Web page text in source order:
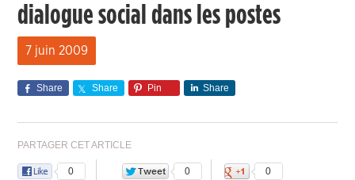
dialogue social dans les postes
7 juin 2009
Share Share Pin Share
PARTAGER CET ARTICLE
0 0 0